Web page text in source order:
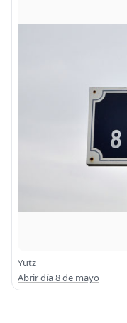
Yutz
Abrir día 8 de mayo